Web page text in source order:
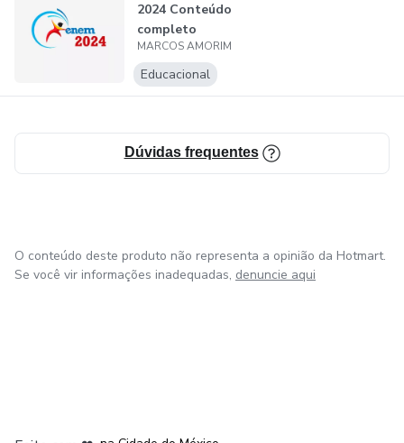
Deus no comando sempre!2024 Conteúdo
completo
MARCOS AMORIM
Educacional
Dúvidas frequentes
O conteúdo deste produto não representa a opinião da Hotmart.
Se você vir informações inadequadas, denuncie aqui